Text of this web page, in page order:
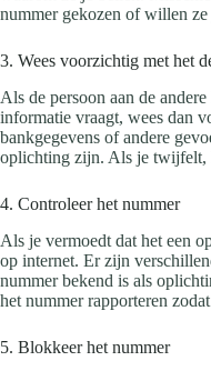
nummer gekozen of willen
3. Wees voorzichtig met het
Als de persoon aan de
informatie vraagt, wees dan
bankgegevens of andere
oplichting zijn. Als je twijfelt,
4. Controleer het nummer
Als je vermoedt dat het een
op internet. Er zijn
nummer bekend is als
het nummer rapporteren
5. Blokkeer het nummer